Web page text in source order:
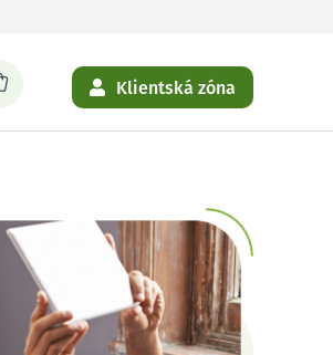
Klientská zóna